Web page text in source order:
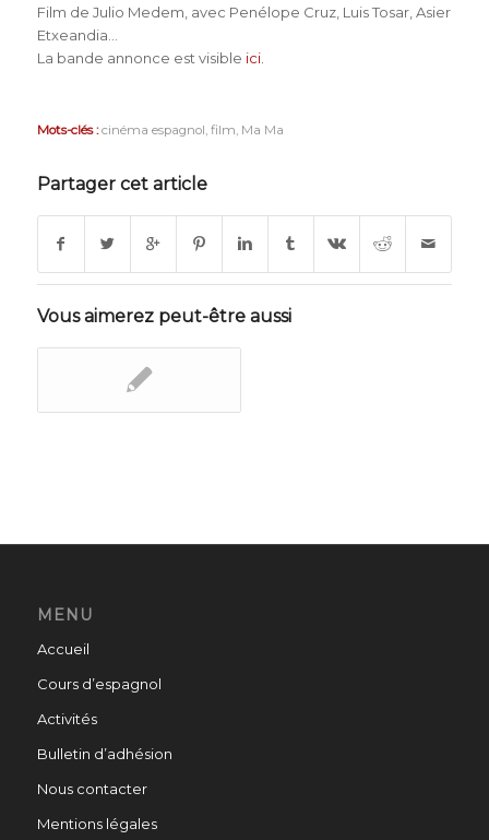
Film de Julio Medem, avec Penélope Cruz, Luis Tosar, Asier
Etxeandia…
La bande annonce est visible ici.
Mots-clés : cinéma espagnol film Ma Ma
Partager cet article
Vous aimerez peut-être aussi
MENU
Accueil
Cours d’espagnol
Activités
Bulletin d’adhésion
Nous contacter
Mentions légales